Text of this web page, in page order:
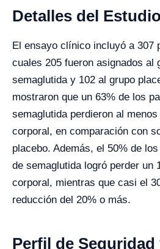
Detalles del Estudio
El ensayo clínico incluyó a 307
cuales 205 fueron asignados al
semaglutida y 102 al grupo
mostraron que un 63% de los
semaglutida perdieron al
corporal, en comparación con
placebo. Además, el 50% de
de semaglutida logró perder un
corporal, mientras que casi el
reducción del 20% o más.
Perfil de